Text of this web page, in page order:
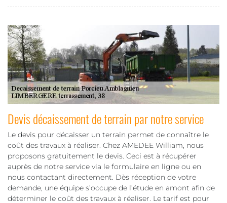
Devis décaissement de terrain par notre service
Le devis pour décaisser un terrain permet de connaître le
coût des travaux à réaliser. Chez AMEDEE William, nous
proposons gratuitement le devis. Ceci est à récupérer
auprès de notre service via le formulaire en ligne ou en
nous contactant directement. Dès réception de votre
demande, une équipe s’occupe de l’étude en amont afin de
déterminer le coût des travaux à réaliser. Le tarif est pour